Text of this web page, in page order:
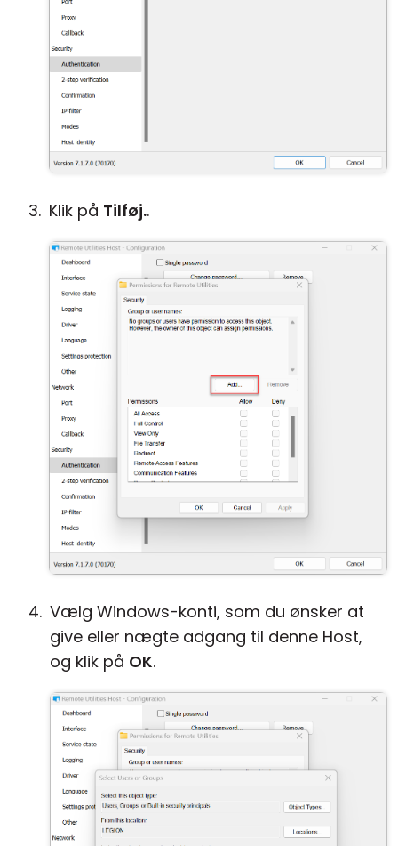
Klik på Tilføj..
Vælg Windows-konti, som du ønsker at
give eller nægte adgang til denne Host,
og klik på OK.